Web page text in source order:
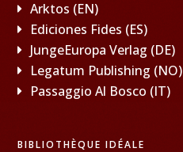
Arktos (EN)
Ediciones Fides (ES)
JungeEuropa Verlag (DE)
Legatum Publishing (NO)
Passaggio Al Bosco (IT)
BIBLIOTHÈQUE IDÉALE